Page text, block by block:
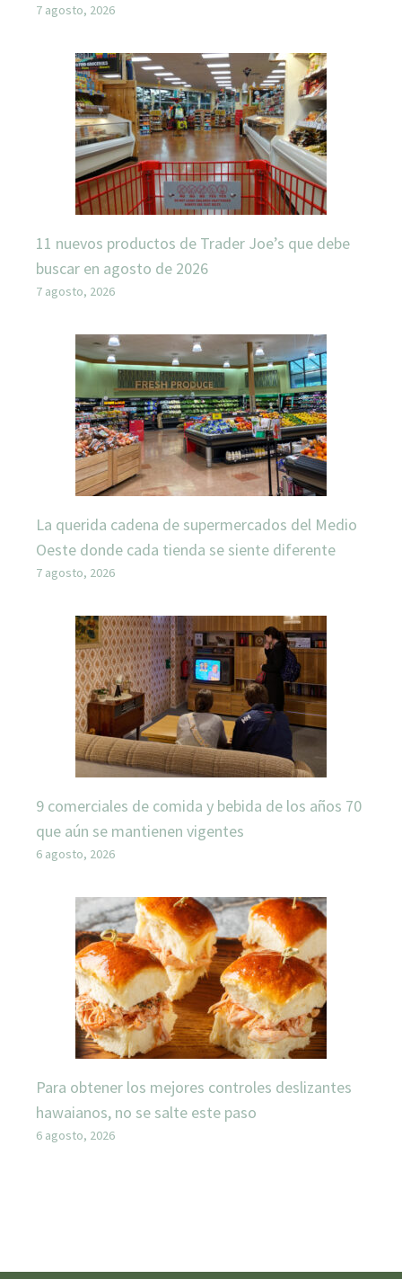
7 agosto, 2026
11 nuevos productos de Trader Joe’s que debe
buscar en agosto de 2026
7 agosto, 2026
La querida cadena de supermercados del Medio
Oeste donde cada tienda se siente diferente
7 agosto, 2026
9 comerciales de comida y bebida de los años 70
que aún se mantienen vigentes
6 agosto, 2026
Para obtener los mejores controles deslizantes
hawaianos, no se salte este paso
6 agosto, 2026